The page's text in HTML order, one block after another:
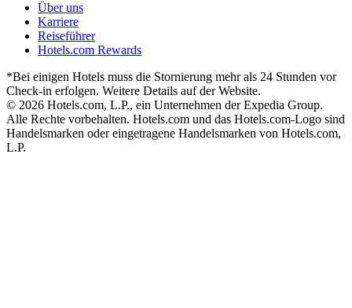
Über uns
Karriere
Reiseführer
Hotels.com Rewards
*Bei einigen Hotels muss die Stornierung mehr als 24 Stunden vor
Check-in erfolgen. Weitere Details auf der Website.
© 2026 Hotels.com, L.P., ein Unternehmen der Expedia Group.
Alle Rechte vorbehalten. Hotels.com und das Hotels.com-Logo sind
Handelsmarken oder eingetragene Handelsmarken von Hotels.com,
L.P.